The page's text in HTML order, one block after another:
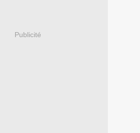
Publicité